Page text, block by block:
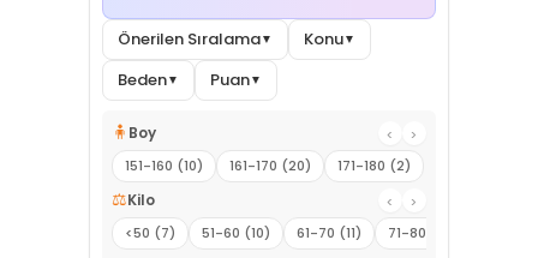
Önerilen Sıralama▼ Konu▼
Beden▼ Puan▼
🧍 Boy ‹
›
151-160 (10)
161-170 (20) 171-180 (2)
⚖️Kilo ‹
›
<50 (7)
51-60 (10) 61-70 (11) 71-80 (1)